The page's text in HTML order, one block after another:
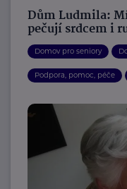
Dům Ludmila:
pečují srdcem i
Domov pro seniory
Podpora, pomoc, péče